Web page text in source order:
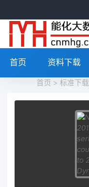
首页 资料下载
首页 > 标准下载